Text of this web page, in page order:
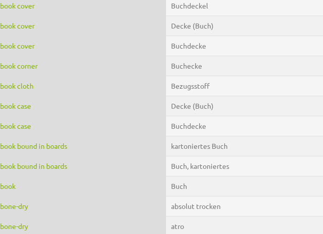
book cover Buchdeckel
book cover Decke (Buch)
book cover Buchdecke
book corner Buchecke
book cloth Bezugsstoff
book case Decke (Buch)
book case Buchdecke
book bound in boards kartoniertes Buch
book bound in boards Buch, kartoniertes
book Buch
bone-dry absolut trocken
bone-dry atro